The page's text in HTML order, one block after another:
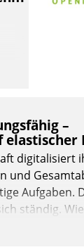
–
digitalisiert
und
Aufgaben.
ständig.
und